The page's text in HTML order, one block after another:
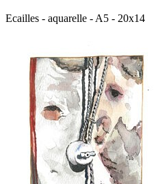
Ecailles - aquarelle - A5 - 20x14